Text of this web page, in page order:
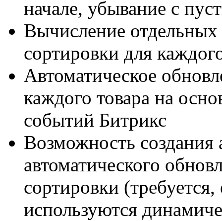
начале, убывание с
Вычисление
сортировки для
Автоматическое
каждого товара на
событий Битрикс
Возможность создания
автоматического
сортировки
используются